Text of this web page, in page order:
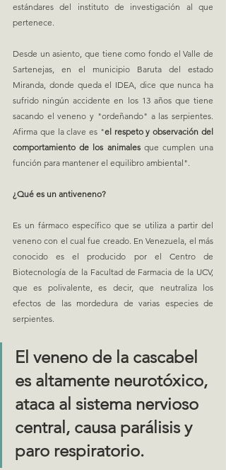
estándares del instituto de investigación al que
pertenece.
Desde un asiento, que tiene como fondo el Valle de
Sartenejas, en el municipio Baruta del estado
Miranda, donde queda el IDEA, dice que nunca ha
sufrido ningún accidente en los 13 años que tiene
sacando el veneno y "ordeñando" a las serpientes.
Afirma que la clave es "el respeto y observación del
comportamiento de los animales que cumplen una
función para mantener el equilibro ambiental".
¿Qué es un antiveneno?
Es un fármaco específico que se utiliza a partir del
veneno con el cual fue creado. En Venezuela, el más
conocido es el producido por el Centro de
Biotecnología de la Facultad de Farmacia de la UCV,
que es polivalente, es decir, que neutraliza los
efectos de las mordedura de varias especies de
serpientes.
El veneno de la cascabel
es altamente neurotóxico,
ataca al sistema nervioso
central, causa parálisis y
paro respiratorio.